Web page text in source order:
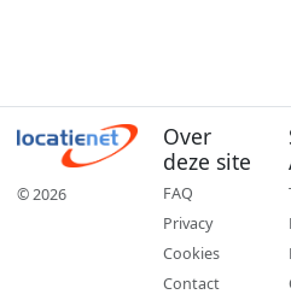
© 2026
Over
deze site
FAQ
Privacy
Cookies
Contact